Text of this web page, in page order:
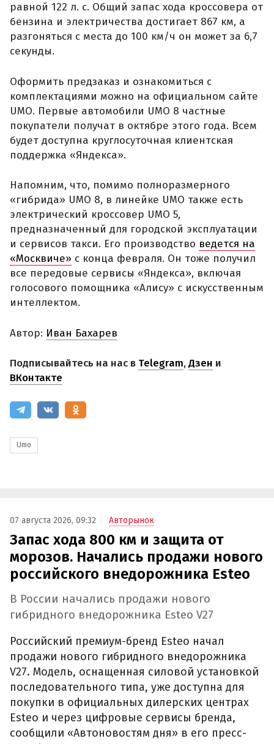
равной 122 л. с. Общий запас хода кроссовера от
бензина и электричества достигает 867 км, а
разгоняться с места до 100 км/ч он может за 6,7
секунды.
Оформить предзаказ и ознакомиться с
комплектациями можно на официальном сайте
UMO. Первые автомобили UMO 8 частные
покупатели получат в октябре этого года. Всем
будет доступна круглосуточная клиентская
поддержка «Яндекса».
Напомним, что, помимо полноразмерного
«гибрида» UMO 8, в линейке UMO также есть
электрический кроссовер UMO 5,
предназначенный для городской эксплуатации
и сервисов такси. Его производство ведется на
«Москвиче» с конца февраля. Он тоже получил
все передовые сервисы «Яндекса», включая
голосового помощника «Алису» с искусственным
интеллектом.
Автор: Иван Бахарев
Подписывайтесь на нас в Telegram,Дзен и
ВКонтакте
Umo
07 августа 2026, 09:32 Авторынок
Запас хода 800 км и защита от
морозов. Начались продажи нового
российского внедорожника Esteo
В России начались продажи нового
гибридного внедорожника Esteo V27
Российский премиум-бренд Esteo начал
продажи нового гибридного внедорожника
V27. Модель, оснащенная силовой установкой
последовательного типа, уже доступна для
покупки в официальных дилерских центрах
Esteo и через цифровые сервисы бренда,
сообщили «Автоновостям дня» в его пресс-